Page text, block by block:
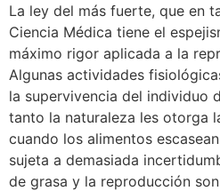
La ley del más fuerte, que en
Ciencia Médica tiene el
máximo rigor aplicada a la
Algunas actividades
la supervivencia del individuo
tanto la naturaleza les otorga
cuando los alimentos
sujeta a demasiada
de grasa y la reproducción